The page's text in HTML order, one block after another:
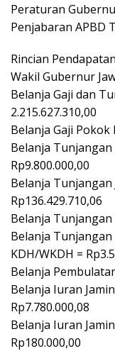
Peraturan
Penjabaran APBD
Rincian
Wakil Gubernur
Belanja Gaji dan
2.215.627.310,00
Belanja Gaji Pokok
Belanja Tunjangan
Rp9.800.000,00
Belanja Tunjangan
Rp136.429.710,06
Belanja Tunjangan
Belanja
KDH/WKDH =
Belanja
Belanja Iuran
Rp7.780.000,08
Belanja Iuran
Rp180.000,00